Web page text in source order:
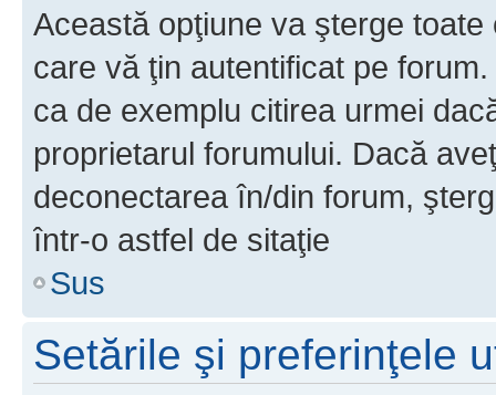
Această opţiune va şterge
care vă ţin autentificat pe
ca de exemplu citirea urmei
proprietarul forumului. Dacă
deconectarea în/din forum,
într-o astfel de sitaţie
Sus
Setările şi preferinţele